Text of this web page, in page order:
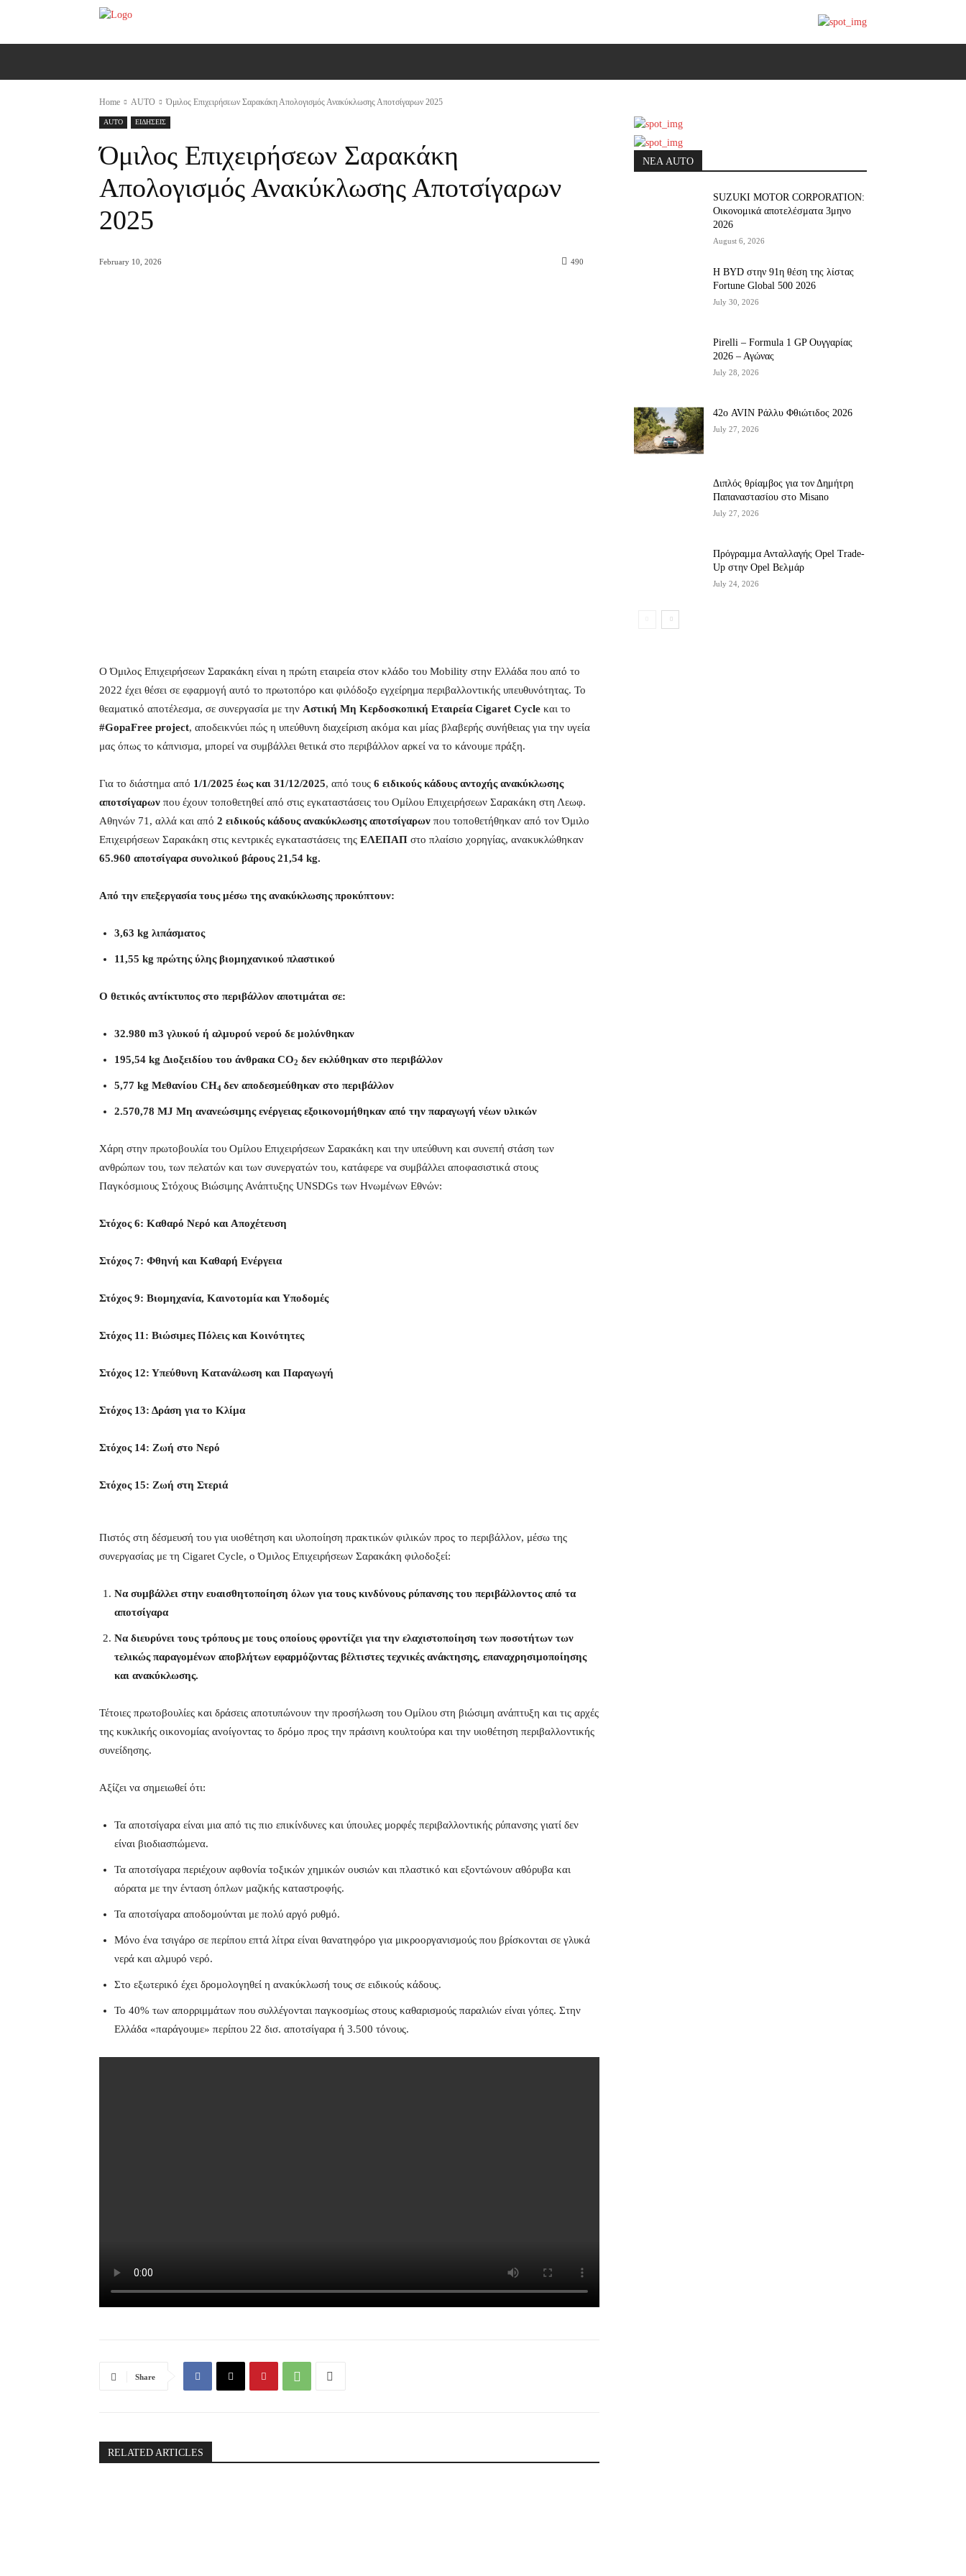
Home AUTO Όμιλος Επιχειρήσεων Σαρακάκη Απολογισμός Ανακύκλωσης Αποτσίγαρων 2025
AUTO ΕΙΔΗΣΕΙΣ
Όμιλος Επιχειρήσεων Σαρακάκη
Απολογισμός Ανακύκλωσης Αποτσίγαρων
2025
February 10, 2026 490
Ο Όμιλος Επιχειρήσεων Σαρακάκη είναι η πρώτη εταιρεία στον κλάδο του Mobility στην Ελλάδα που από το
2022 έχει θέσει σε εφαρμογή αυτό το πρωτοπόρο και φιλόδοξο εγχείρημα περιβαλλοντικής υπευθυνότητας. Το
θεαματικό αποτέλεσμα, σε συνεργασία με την Αστική Μη Κερδοσκοπική Εταιρεία Cigaret Cycle και το
#GopaFree project, αποδεικνύει πώς η υπεύθυνη διαχείριση ακόμα και μίας βλαβερής συνήθειας για την υγεία
μας όπως το κάπνισμα, μπορεί να συμβάλλει θετικά στο περιβάλλον αρκεί να το κάνουμε πράξη.
Για το διάστημα από 1/1/2025 έως και 31/12/2025, από τους 6 ειδικούς κάδους αντοχής ανακύκλωσης
αποτσίγαρων που έχουν τοποθετηθεί από στις εγκαταστάσεις του Ομίλου Επιχειρήσεων Σαρακάκη στη Λεωφ.
Αθηνών 71, αλλά και από 2 ειδικούς κάδους ανακύκλωσης αποτσίγαρων που τοποθετήθηκαν από τον Όμιλο
Επιχειρήσεων Σαρακάκη στις κεντρικές εγκαταστάσεις της ΕΛΕΠΑΠ στο πλαίσιο χορηγίας, ανακυκλώθηκαν
65.960 αποτσίγαρα συνολικού βάρους 21,54 kg.
Από την επεξεργασία τους μέσω της ανακύκλωσης προκύπτουν:
3,63 kg λιπάσματος
11,55 kg πρώτης ύλης βιομηχανικού πλαστικού
O θετικός αντίκτυπος στο περιβάλλον αποτιμάται σε:
32.980 m3 γλυκού ή αλμυρού νερού δε μολύνθηκαν
195,54 kg Διοξειδίου του άνθρακα CO2 δεν εκλύθηκαν στο περιβάλλον
5,77 kg Μεθανίου CH4 δεν αποδεσμεύθηκαν στο περιβάλλον
2.570,78 MJ Μη ανανεώσιμης ενέργειας εξοικονομήθηκαν από την παραγωγή νέων υλικών
Χάρη στην πρωτοβουλία του Ομίλου Επιχειρήσεων Σαρακάκη και την υπεύθυνη και συνεπή στάση των
ανθρώπων του, των πελατών και των συνεργατών του, κατάφερε να συμβάλλει αποφασιστικά στους
Παγκόσμιους Στόχους Βιώσιμης Ανάπτυξης UNSDGs των Ηνωμένων Εθνών:
Στόχος 6: Καθαρό Νερό και Αποχέτευση
Στόχος 7: Φθηνή και Καθαρή Ενέργεια
Στόχος 9: Βιομηχανία, Καινοτομία και Υποδομές
Στόχος 11: Βιώσιμες Πόλεις και Κοινότητες
Στόχος 12: Υπεύθυνη Κατανάλωση και Παραγωγή
Στόχος 13: Δράση για το Κλίμα
Στόχος 14: Ζωή στο Νερό
Στόχος 15: Ζωή στη Στεριά
Πιστός στη δέσμευσή του για υιοθέτηση και υλοποίηση πρακτικών φιλικών προς το περιβάλλον, μέσω της
συνεργασίας με τη Cigaret Cycle, ο Όμιλος Επιχειρήσεων Σαρακάκη φιλοδοξεί:
Να συμβάλλει στην ευαισθητοποίηση όλων για τους κινδύνους ρύπανσης του περιβάλλοντος από τα
αποτσίγαρα
Να διευρύνει τους τρόπους με τους οποίους φροντίζει για την ελαχιστοποίηση των ποσοτήτων των
τελικώς παραγομένων αποβλήτων εφαρμόζοντας βέλτιστες τεχνικές ανάκτησης, επαναχρησιμοποίησης
και ανακύκλωσης.
Τέτοιες πρωτοβουλίες και δράσεις αποτυπώνουν την προσήλωση του Ομίλου στη βιώσιμη ανάπτυξη και τις αρχές
της κυκλικής οικονομίας ανοίγοντας το δρόμο προς την πράσινη κουλτούρα και την υιοθέτηση περιβαλλοντικής
συνείδησης.
Αξίζει να σημειωθεί ότι:
Τα αποτσίγαρα είναι μια από τις πιο επικίνδυνες και ύπουλες μορφές περιβαλλοντικής ρύπανσης γιατί δεν
είναι βιοδιασπώμενα.
Τα αποτσίγαρα περιέχουν αφθονία τοξικών χημικών ουσιών και πλαστικό και εξοντώνουν αθόρυβα και
αόρατα με την ένταση όπλων μαζικής καταστροφής.
Τα αποτσίγαρα αποδομούνται με πολύ αργό ρυθμό.
Μόνο ένα τσιγάρο σε περίπου επτά λίτρα είναι θανατηφόρο για μικροοργανισμούς που βρίσκονται σε γλυκά
νερά και αλμυρό νερό.
Στο εξωτερικό έχει δρομολογηθεί η ανακύκλωσή τους σε ειδικούς κάδους.
Το 40% των απορριμμάτων που συλλέγονται παγκοσμίως στους καθαρισμούς παραλιών είναι γόπες. Στην
Ελλάδα «παράγουμε» περίπου 22 δισ. αποτσίγαρα ή 3.500 τόνους.
Share
RELATED ARTICLES
ΝΕΑ AUTO
SUZUKI MOTOR CORPORATION:
Οικονομικά αποτελέσματα 3μηνο
2026
August 6, 2026
Η BYD στην 91η θέση της λίστας
Fortune Global 500 2026
July 30, 2026
Pirelli – Formula 1 GP Ουγγαρίας
2026 – Αγώνας
July 28, 2026
42ο AVIN Ράλλυ Φθιώτιδος 2026
July 27, 2026
Διπλός θρίαμβος για τον Δημήτρη
Παπαναστασίου στο Misano
July 27, 2026
Πρόγραμμα Ανταλλαγής Opel Trade-
Up στην Opel Βελμάρ
July 24, 2026